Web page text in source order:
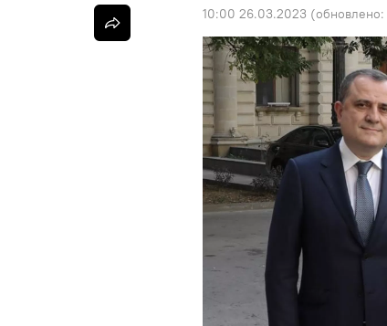
10:00 26.03.2023 (обновлено: